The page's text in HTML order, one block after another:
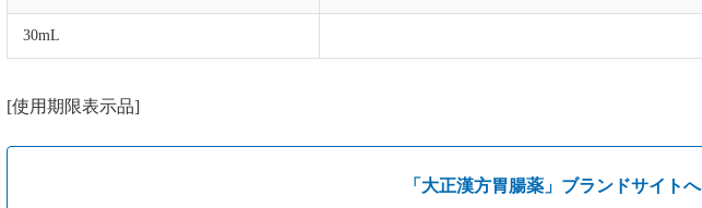
30mL
[使用期限表示品]
「大正漢方胃腸薬」ブランドサイトへ